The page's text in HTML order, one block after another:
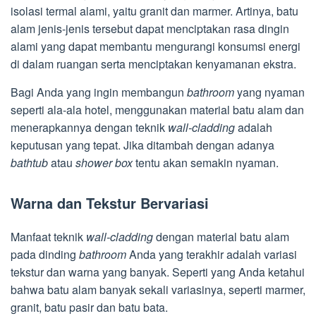
isolasi termal alami, yaitu granit dan marmer. Artinya, batu
alam jenis-jenis tersebut dapat menciptakan rasa dingin
alami yang dapat membantu mengurangi konsumsi energi
di dalam ruangan serta menciptakan kenyamanan ekstra.
Bagi Anda yang ingin membangun bathroomyang nyaman
seperti ala-ala hotel, menggunakan material batu alam dan
menerapkannya dengan teknik wall-claddingadalah
keputusan yang tepat. Jika ditambah dengan adanya
bathtubatau shower boxtentu akan semakin nyaman.
Warna dan Tekstur Bervariasi
Manfaat teknik wall-claddingdengan material batu alam
pada dinding bathroomAnda yang terakhir adalah variasi
tekstur dan warna yang banyak. Seperti yang Anda ketahui
bahwa batu alam banyak sekali variasinya, seperti marmer,
granit, batu pasir dan batu bata.